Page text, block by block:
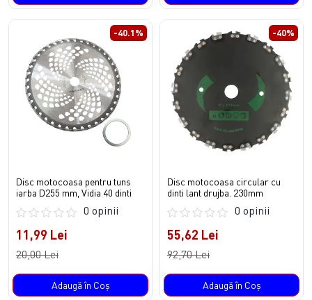
-40.1%
Disc motocoasa pentru tuns
iarba D255 mm, Vidia 40 dinti
0 opinii
11,99 Lei
20,00 Lei
Adaugă în Coş
-40%
Disc motocoasa circular cu
dinti lant drujba. 230mm
0 opinii
55,62 Lei
92,70 Lei
Adaugă în Coş